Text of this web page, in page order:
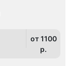
от 1100
p.